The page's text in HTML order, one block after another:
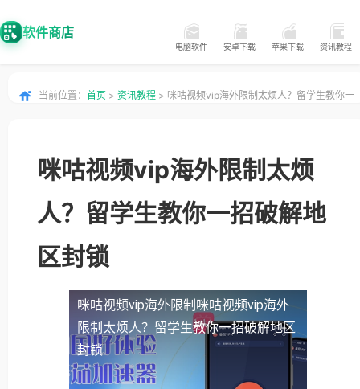
软件商店
电脑软件 安卓下载 苹果下载 资讯教程
当前位置： 首页 > 资讯教程 > 咪咕视频vip海外限制太烦人？留学生教你一
咪咕视频vip海外限制太烦
人？留学生教你一招破解地
区封锁
咪咕视频vip海外限制 咪咕视频vip海外
限制太烦人？留学生教你一招破解地区
封锁